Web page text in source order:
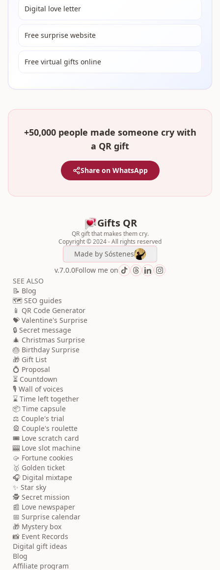
Digital love letter
Free surprise website
Free virtual gifts online
+50,000 people made someone cry with
a QR gift
Share on WhatsApp
Gifts QR
QR gift that makes them cry.
Copyright © 2024 - All rights reserved
Made by Sóstenes
v.7.0.0Follow me on
SEE ALSO
📝 Blog
🗺️ SEO guides
📱 QR Code Generator
💝 Valentine's Surprise
🔒 Secret message
🎄 Christmas Surprise
🎂 Birthday Surprise
🎁 Gift List
💍 Proposal
⏳ Countdown
🎙️ Wall of voices
⌛ Time left together
📦 Time capsule
⚖️ Couple's trial
🎡 Couple's roulette
🎟️ Love scratch card
🎰 Love slot machine
🥠 Fortune cookies
🥇 Golden ticket
🎧 Digital mixtape
✨ Star sky
🕵️ Secret mission
📰 Love newspaper
📅 Surprise calendar
🎁 Mystery box
📸 Event Records
Digital gift ideas
Blog
Affiliate program